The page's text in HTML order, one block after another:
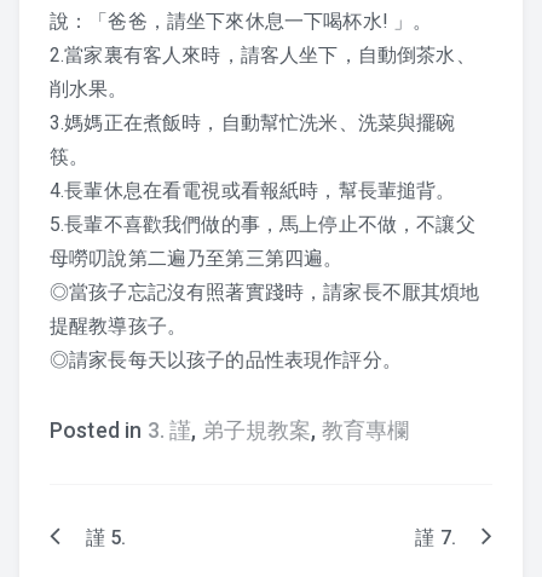
說：「爸爸，請坐下來休息一下喝杯水! 」。
2.當家裏有客人來時，請客人坐下，自動倒茶水、
削水果。
3.媽媽正在煮飯時，自動幫忙洗米、洗菜與擺碗
筷。
4.長輩休息在看電視或看報紙時，幫長輩搥背。
5.長輩不喜歡我們做的事，馬上停止不做，不讓父
母嘮叨說第二遍乃至第三第四遍。
◎當孩子忘記沒有照著實踐時，請家長不厭其煩地
提醒教導孩子。
◎請家長每天以孩子的品性表現作評分。
Posted in 3. 謹, 弟子規教案, 教育專欄
Post謹 5. 謹 7.